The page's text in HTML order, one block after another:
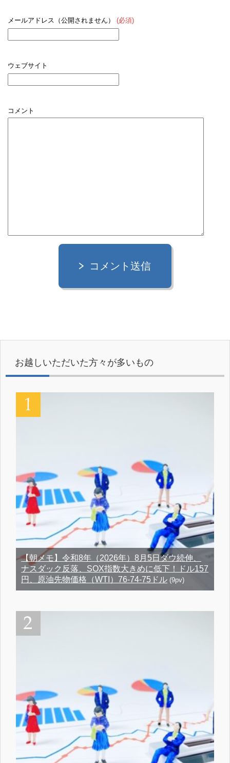
メールアドレス（公開されません） (必須)
ウェブサイト
コメント
コメント送信
お越しいただいた方々が多いもの
【朝メモ】令和8年（2026年）8月5日ダウ続伸、
ナスダック反落、SOX指数大きめに低下！ドル157
円、原油先物価格（WTI）76-74-75ドル (9pv)